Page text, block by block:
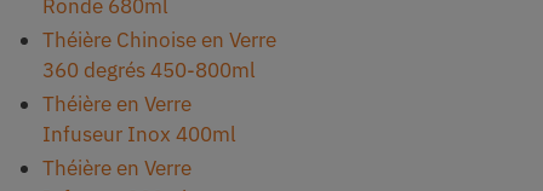
Ronde 680ml
Théière Chinoise en Verre
360 degrés 450-800ml
Théière en Verre
Infuseur Inox 400ml
Théière en Verre